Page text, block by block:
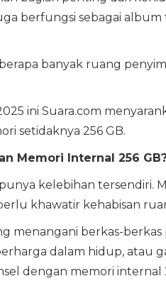
berfungsi sebagai
banyak ruang
ini Suara.com
setidaknya 256 GB.
Memori Internal 256
kelebihan tersendiri.
khawatir kehabisan
menangani berkas-
dalam hidup, atau
dengan memori